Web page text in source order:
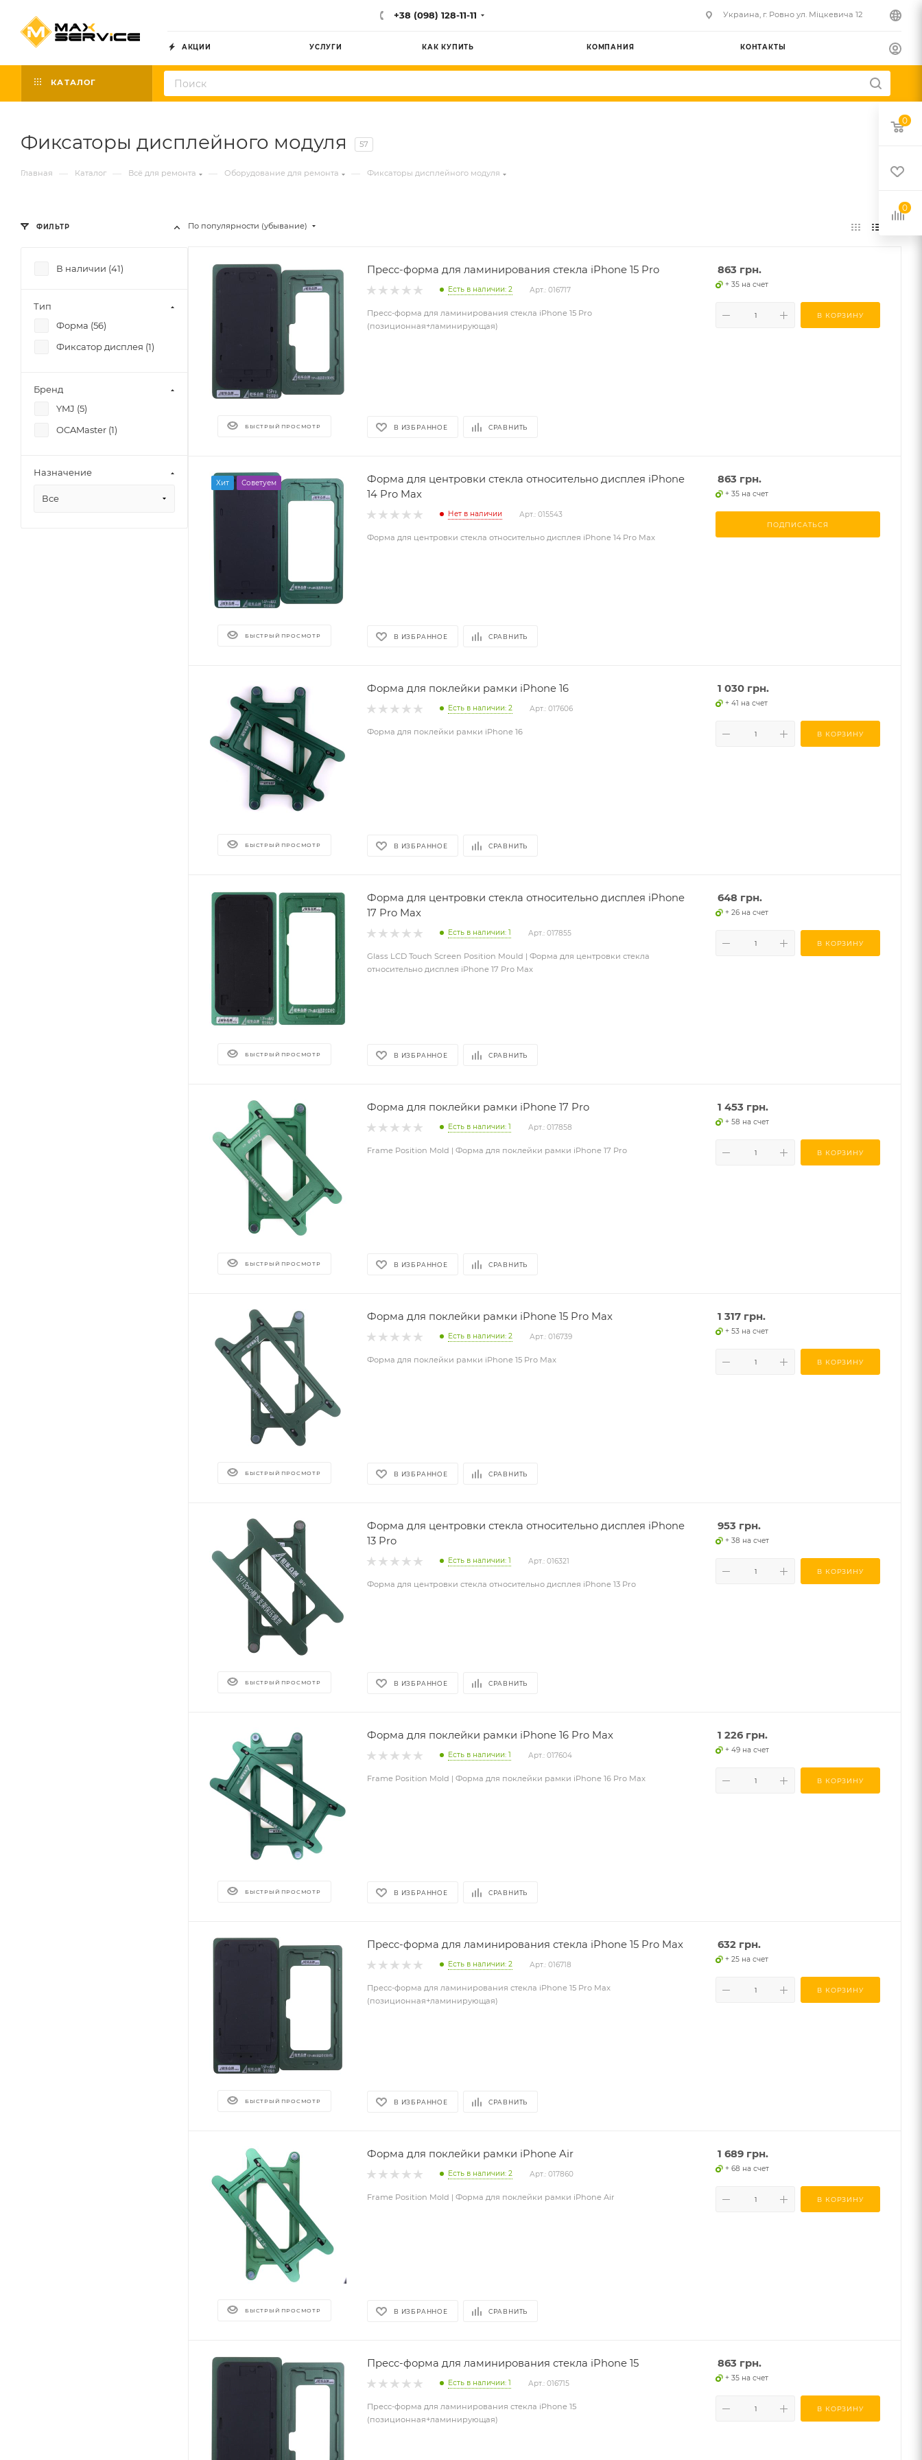
+38 (098) 128-11-11 Украина, г. Ровно ул. Міцкевича 12
АКЦИИ УСЛУГИ КАК КУПИТЬ КОМПАНИЯ КОНТАКТЫ
КАТАЛОГ
Фиксаторы дисплейного модуля 57
Главная — Каталог — Всё для ремонта — Оборудование для ремонта — Фиксаторы дисплейного модуля
По популярности (убывание)
БЫСТРЫЙ ПРОСМОТР
Пресс-форма для ламинирования стекла iPhone 15 Pro
Есть в наличии: 2 Арт.: 016717
Пресс-форма для ламинирования стекла iPhone 15 Pro
(позиционная+ламинирующая)
В ИЗБРАННОЕ СРАВНИТЬ
863 грн.
+ 35 на счет
В КОРЗИНУ
Хит Советуем
БЫСТРЫЙ ПРОСМОТР
Форма для центровки стекла относительно дисплея iPhone
14 Pro Max
Нет в наличии Арт.: 015543
Форма для центровки стекла относительно дисплея iPhone 14 Pro Max
В ИЗБРАННОЕ СРАВНИТЬ
863 грн.
+ 35 на счет
ПОДПИСАТЬСЯ
БЫСТРЫЙ ПРОСМОТР
Форма для поклейки рамки iPhone 16
Есть в наличии: 2 Арт.: 017606
Форма для поклейки рамки iPhone 16
В ИЗБРАННОЕ СРАВНИТЬ
1 030 грн.
+ 41 на счет
В КОРЗИНУ
БЫСТРЫЙ ПРОСМОТР
Форма для центровки стекла относительно дисплея iPhone
17 Pro Max
Есть в наличии: 1 Арт.: 017855
Glass LCD Touch Screen Position Mould | Форма для центровки стекла
относительно дисплея iPhone 17 Pro Max
В ИЗБРАННОЕ СРАВНИТЬ
648 грн.
+ 26 на счет
В КОРЗИНУ
БЫСТРЫЙ ПРОСМОТР
Форма для поклейки рамки iPhone 17 Pro
Есть в наличии: 1 Арт.: 017858
Frame Position Mold | Форма для поклейки рамки iPhone 17 Pro
В ИЗБРАННОЕ СРАВНИТЬ
1 453 грн.
+ 58 на счет
В КОРЗИНУ
БЫСТРЫЙ ПРОСМОТР
Форма для поклейки рамки iPhone 15 Pro Max
Есть в наличии: 2 Арт.: 016739
Форма для поклейки рамки iPhone 15 Pro Max
В ИЗБРАННОЕ СРАВНИТЬ
1 317 грн.
+ 53 на счет
В КОРЗИНУ
БЫСТРЫЙ ПРОСМОТР
Форма для центровки стекла относительно дисплея iPhone
13 Pro
Есть в наличии: 1 Арт.: 016321
Форма для центровки стекла относительно дисплея iPhone 13 Pro
В ИЗБРАННОЕ СРАВНИТЬ
953 грн.
+ 38 на счет
В КОРЗИНУ
БЫСТРЫЙ ПРОСМОТР
Форма для поклейки рамки iPhone 16 Pro Max
Есть в наличии: 1 Арт.: 017604
Frame Position Mold | Форма для поклейки рамки iPhone 16 Pro Max
В ИЗБРАННОЕ СРАВНИТЬ
1 226 грн.
+ 49 на счет
В КОРЗИНУ
БЫСТРЫЙ ПРОСМОТР
Пресс-форма для ламинирования стекла iPhone 15 Pro Max
Есть в наличии: 2 Арт.: 016718
Пресс-форма для ламинирования стекла iPhone 15 Pro Max
(позиционная+ламинирующая)
В ИЗБРАННОЕ СРАВНИТЬ
632 грн.
+ 25 на счет
В КОРЗИНУ
БЫСТРЫЙ ПРОСМОТР
Форма для поклейки рамки iPhone Air
Есть в наличии: 2 Арт.: 017860
Frame Position Mold | Форма для поклейки рамки iPhone Air
В ИЗБРАННОЕ СРАВНИТЬ
1 689 грн.
+ 68 на счет
В КОРЗИНУ
Пресс-форма для ламинирования стекла iPhone 15
Есть в наличии: 1 Арт.: 016715
Пресс-форма для ламинирования стекла iPhone 15
(позиционная+ламинирующая)
863 грн.
+ 35 на счет
В КОРЗИНУ
ФИЛЬТР
В наличии (41)
Тип
Форма (56)
Фиксатор дисплея (1)
Бренд
YMJ (5)
OCAMaster (1)
Назначение
Все
0
0